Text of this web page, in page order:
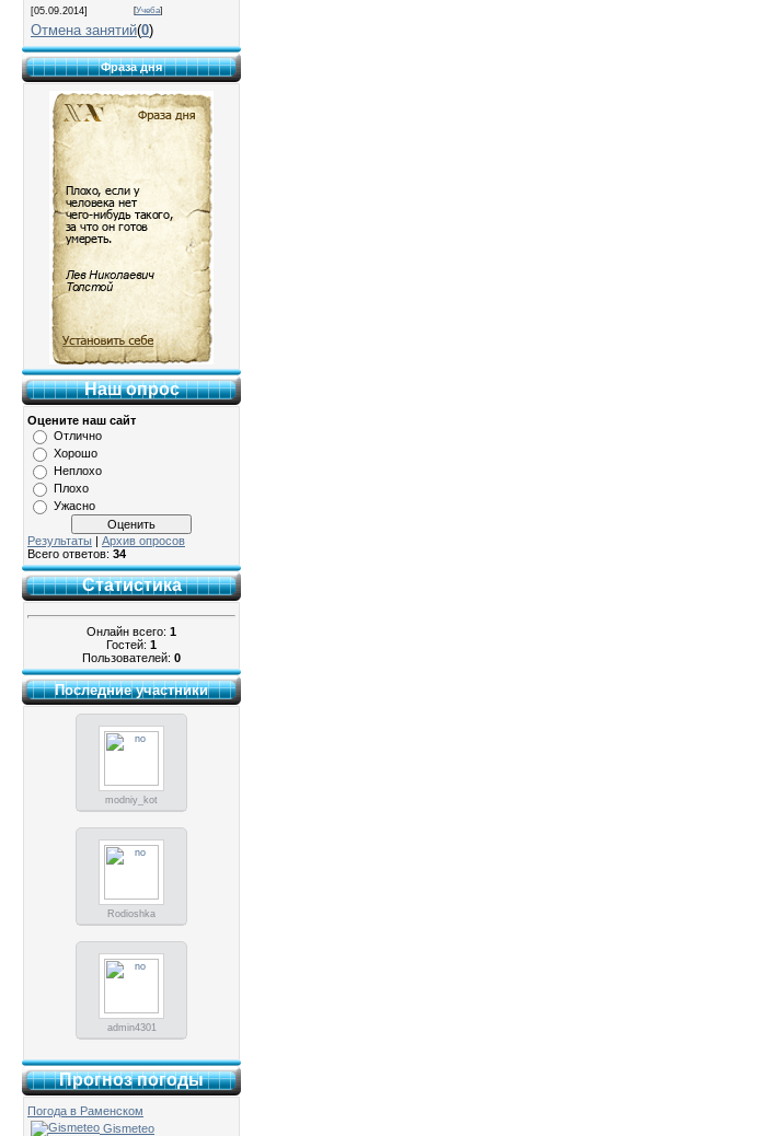
[05.09.2014] [Учеба]
Отмена занятий(0)
Фраза дня
Наш опрос
Оцените наш сайт
Отлично
Хорошо
Неплохо
Плохо
Ужасно
Результаты | Архив опросов
Всего ответов: 34
Статистика
Онлайн всего: 1
Гостей: 1
Пользователей: 0
Последние участники
modniy_kot
Rodioshka
admin4301
Прогноз погоды
Погода в Раменском
Gismeteo